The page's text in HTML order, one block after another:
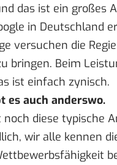
das ist ein großes
in Deutschland
versuchen die
bringen. Beim
ist einfach zynisch.
es auch anderswo.
diese typische
wir alle kennen